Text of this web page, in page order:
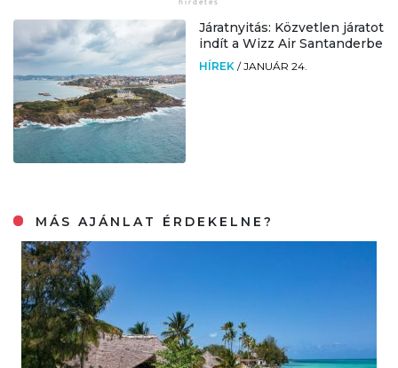
Járatnyitás: Közvetlen járatot
indít a Wizz Air Santanderbe
HÍREK /JANUÁR 24.
MÁS AJÁNLAT ÉRDEKELNE?